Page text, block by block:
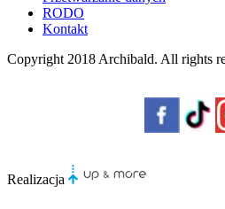
RODO
Kontakt
Copyright 2018 Archibald. All rights
Realizacja